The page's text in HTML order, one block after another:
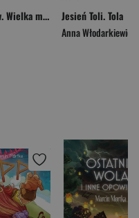
Drzewo Elfów. Wielka magiczna wyszukiwanka
Jesień Toli. Tola
Anna Włodarkiewicz